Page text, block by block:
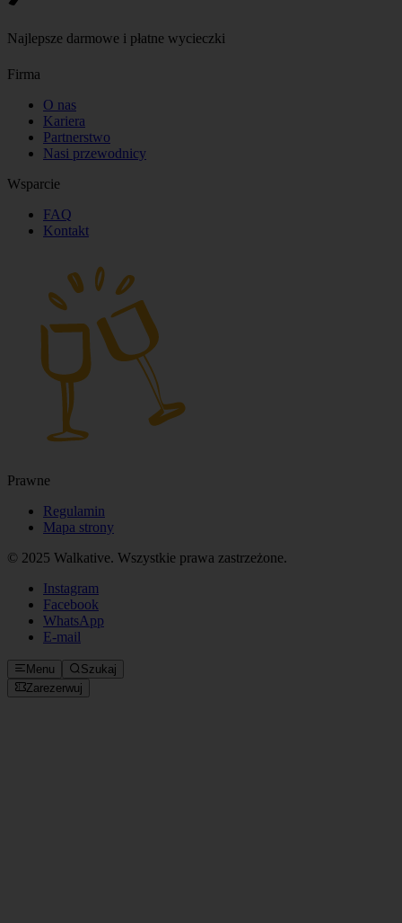
Najlepsze darmowe i płatne wycieczki
Firma
O nas
Kariera
Partnerstwo
Nasi przewodnicy
Wsparcie
FAQ
Kontakt
Prawne
Regulamin
Mapa strony
© 2025 Walkative. Wszystkie prawa zastrzeżone.
Instagram
Facebook
WhatsApp
E‑mail
Menu
Szukaj
Zarezerwuj